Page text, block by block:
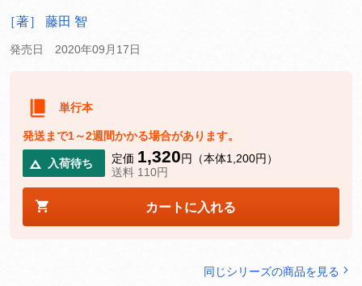
［著］ 藤田 智
発売日 2020年09月17日
単行本
発送まで1～2週間かかる場合があります。
入荷待ち 定価 1,320円（本体1,200円）
送料 110円
カートに入れる
同じシリーズの商品を見る